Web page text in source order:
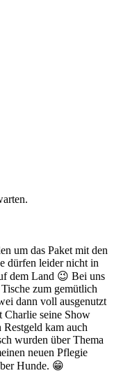
um das Paket mit den
dürfen leider nicht in
dem Land 😉 Bei uns
zum gemütlich
dann voll ausgenutzt
Charlie seine Show
kam auch
wurden über Thema
neuen Pflegie
Hunde. 😁